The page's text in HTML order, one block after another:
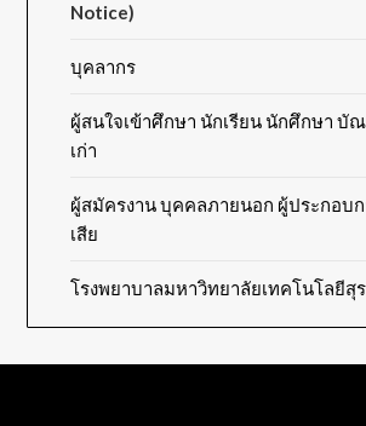
Notice)
บุคลากร
ผู้สนใจเข้าศึกษา นักเรียน นักศึกษา
เก่า
ผู้สมัครงาน บุคคลภายนอก ผู้ประกอบก
เสีย
โรงพยาบาลมหาวิทยาลัยเทคโนโลยีสุ